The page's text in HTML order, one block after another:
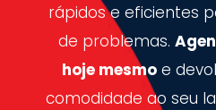
rápidos e eficientes
de problemas.
hoje mesmoe
comodidade ao seu